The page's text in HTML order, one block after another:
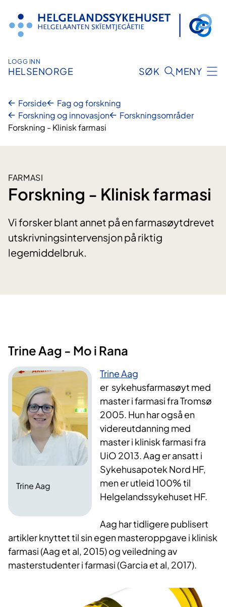
innhold
LOGG INN
HELSENORGE SØK MENY
Forside
Fag og forskning
Forskning og innovasjon
Forskningsområder
Forskning - Klinisk farmasi
FARMASI
Forskning - Klinisk farmasi
Vi forsker blant annet på en farmasøytdrevet
utskrivningsintervensjon på riktig
legemiddelbruk.
Trine Aag - Mo i Rana
Trine Aag
Trine Aag
er sykehusfarmasøyt med
master i farmasi fra Tromsø
2005. Hun har også en
videreutdanning med
master i klinisk farmasi fra
UiO 2013. Aag er ansatt i
Sykehusapotek Nord HF,
men er utleid 100% til
Helgelandssykehuset HF.
Aag har tidligere publisert
artikler knyttet til sin egen masteroppgave i klinisk
farmasi (Aag et al, 2015) og veiledning av
masterstudenter i farmasi (Garcia et al, 2017).